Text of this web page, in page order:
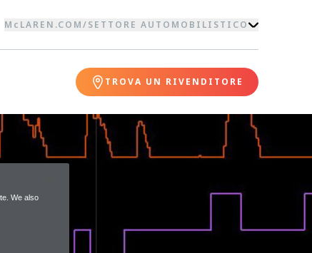
McLAREN.COM/SETTORE AUTOMOBILISTICO
TROVA UN RIVENDITORE
We also